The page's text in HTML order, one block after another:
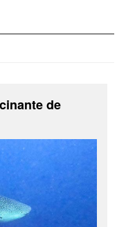
de